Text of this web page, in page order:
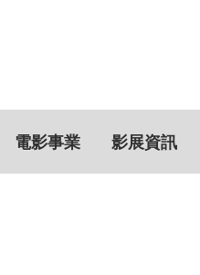
電影事業 影展資訊